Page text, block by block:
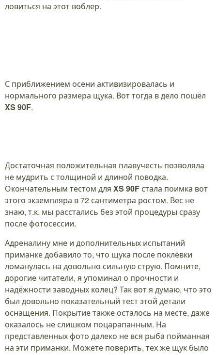
ловиться на этот воблер.
С приближением осени активизировалась и
нормального размера щука. Вот тогда в дело пошёл
XS 90F.
Достаточная положительная плавучесть позволяла
не мудрить с толщиной и длиной поводка.
Окончательным тестом для XS 90F стала поимка вот
этого экземпляра в 72 сантиметра ростом. Вес не
знаю, т.к. мы расстались без этой процедуры сразу
после фотосессии.
Адреналину мне и дополнительных испытаний
приманке добавило то, что щука после поклёвки
ломанулась на довольно сильную струю. Помните,
дорогие читатели, я упоминал о прочности и
надёжности заводных колец? Так вот я думаю, что это
был довольно показательный тест этой детали
оснащения. Покрытие также осталось на месте, даже
оказалось не слишком поцарапанным. На
представленных фото далеко не вся рыба пойманная
на эти приманки. Можете поверить, тех же щук было